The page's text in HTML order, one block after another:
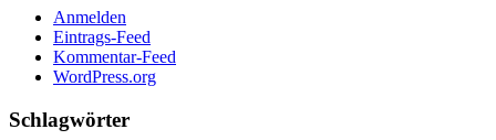
Anmelden
Eintrags-Feed
Kommentar-Feed
WordPress.org
Schlagwörter